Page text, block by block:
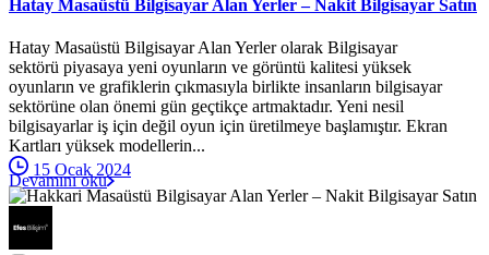
Hatay Masaüstü Bilgisayar Alan Yerler – Nakit Bilgisayar Satın
Hatay Masaüstü Bilgisayar Alan Yerler olarak Bilgisayar
sektörü piyasaya yeni oyunların ve görüntü kalitesi yüksek
oyunların ve grafiklerin çıkmasıyla birlikte insanların bilgisayar
sektörüne olan önemi gün geçtikçe artmaktadır. Yeni nesil
bilgisayarlar iş için değil oyun için üretilmeye başlamıştır. Ekran
Kartları yüksek modellerin...
15 Ocak 2024
Devamını oku